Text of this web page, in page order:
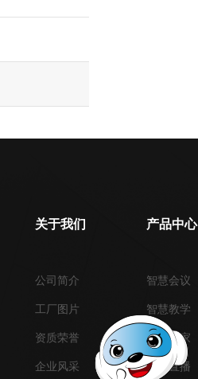
关于我们
公司简介
工厂图片
资质荣誉
企业风采
产品中心
智慧会议
智慧教学
智慧乐家
智慧直播